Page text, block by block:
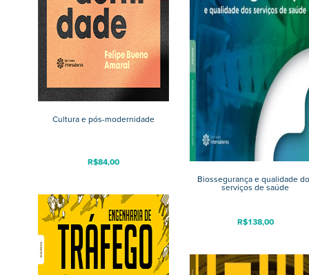
Cultura e pós-modernidade
R$84,00
Biossegurança e qualidade
serviços de saúde
R$138,00